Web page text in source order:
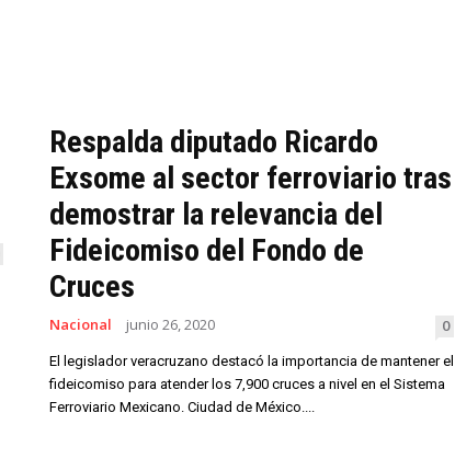
Respalda diputado Ricardo
Exsome al sector ferroviario tras
demostrar la relevancia del
Fideicomiso del Fondo de
Cruces
Nacional junio 26, 2020 0
El legislador veracruzano destacó la importancia de mantener el
fideicomiso para atender los 7,900 cruces a nivel en el Sistema
Ferroviario Mexicano. Ciudad de México....